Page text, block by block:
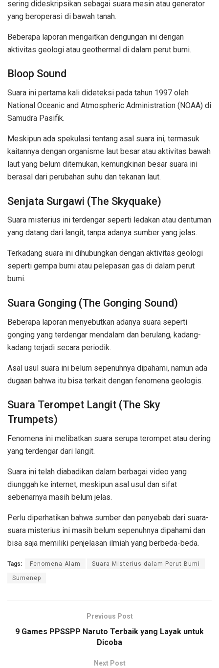
sering dideskripsikan sebagai suara mesin atau generator
yang beroperasi di bawah tanah.
Beberapa laporan mengaitkan dengungan ini dengan
aktivitas geologi atau geothermal di dalam perut bumi.
Bloop Sound
Suara ini pertama kali dideteksi pada tahun 1997 oleh
National Oceanic and Atmospheric Administration (NOAA) di
Samudra Pasifik.
Meskipun ada spekulasi tentang asal suara ini, termasuk
kaitannya dengan organisme laut besar atau aktivitas bawah
laut yang belum ditemukan, kemungkinan besar suara ini
berasal dari perubahan suhu dan tekanan laut.
Senjata Surgawi (The Skyquake)
Suara misterius ini terdengar seperti ledakan atau dentuman
yang datang dari langit, tanpa adanya sumber yang jelas.
Terkadang suara ini dihubungkan dengan aktivitas geologi
seperti gempa bumi atau pelepasan gas di dalam perut
bumi.
Suara Gonging (The Gonging Sound)
Beberapa laporan menyebutkan adanya suara seperti
gonging yang terdengar mendalam dan berulang, kadang-
kadang terjadi secara periodik.
Asal usul suara ini belum sepenuhnya dipahami, namun ada
dugaan bahwa itu bisa terkait dengan fenomena geologis.
Suara Terompet Langit (The Sky
Trumpets)
Fenomena ini melibatkan suara serupa terompet atau dering
yang terdengar dari langit.
Suara ini telah diabadikan dalam berbagai video yang
diunggah ke internet, meskipun asal usul dan sifat
sebenarnya masih belum jelas.
Perlu diperhatikan bahwa sumber dan penyebab dari suara-
suara misterius ini masih belum sepenuhnya dipahami dan
bisa saja memiliki penjelasan ilmiah yang berbeda-beda.
Tags: Fenomena Alam Suara Misterius dalam Perut Bumi
Sumenep
Previous Post
9 Games PPSSPP Naruto Terbaik yang Layak untuk
Dicoba
Next Post